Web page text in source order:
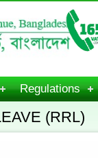
Regulations
(RRL)